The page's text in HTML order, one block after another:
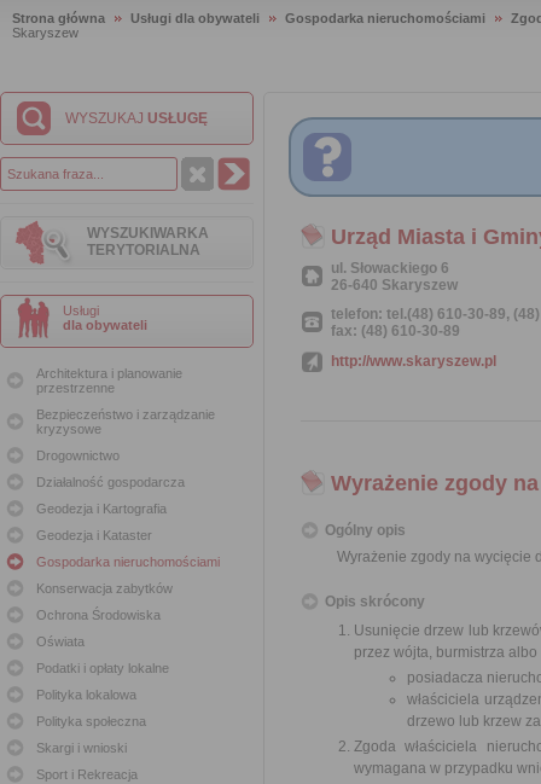
Strona główna Usługi dla obywateli Gospodarka nieruchomościami
Skaryszew
WYSZUKAJ USŁUGĘ
WYSZUKIWARKA
TERYTORIALNA
Usługi
dla obywateli
Architektura i planowanie
przestrzenne
Bezpieczeństwo i zarządzanie
kryzysowe
Drogownictwo
Działalność gospodarcza
Geodezja i Kartografia
Geodezja i Kataster
Gospodarka nieruchomościami
Konserwacja zabytków
Ochrona Środowiska
Oświata
Podatki i opłaty lokalne
Polityka lokalowa
Polityka społeczna
Skargi i wnioski
Sport i Rekreacja
Urząd Miasta i
ul. Słowackiego 6
26-640 Skaryszew
telefon: tel.(48) 610-30-89,
fax: (48) 610-30-89
http://www.skaryszew.pl
Wyrażenie zgody
Ogólny opis
Wyrażenie zgody na wycięcie
Opis skrócony
Usunięcie drzew lub
przez wójta, burmistrza
posiadacza
właściciela
drzewo lub krzew
Zgoda właściciela
wymagana w przypadku